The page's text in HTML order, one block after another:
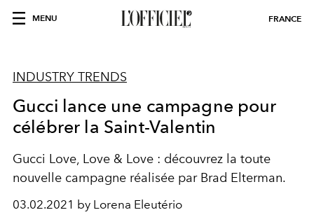
MENU FRANCE
INDUSTRY TRENDS
Gucci lance une campagne pour
célébrer la Saint-Valentin
Gucci Love, Love & Love : découvrez la toute
nouvelle campagne réalisée par Brad Elterman.
03.02.2021 by Lorena Eleutério